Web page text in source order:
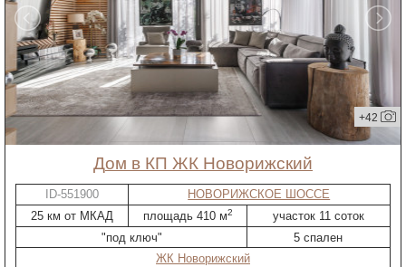
+42
дом в КП ЖК Новорижский
ID-551900
НОВОРИЖСКОЕ ШОССЕ
25 км от МКАД
площадь 410 м2
участок 11 соток
"под ключ"
5 спален
ЖК Новорижский